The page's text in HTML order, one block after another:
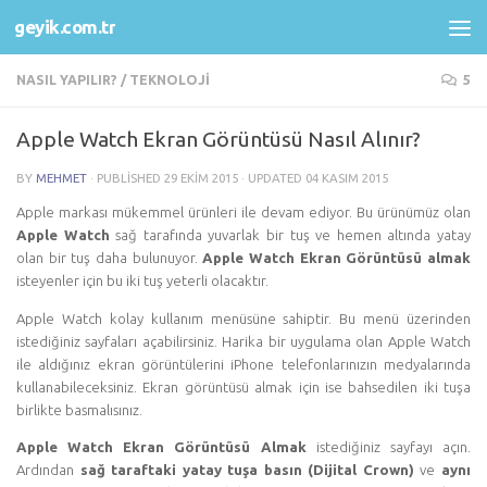
Skip to content
geyik.com.tr
NASIL YAPILIR? / TEKNOLOJI 5
Apple Watch Ekran Görüntüsü Nasıl Alınır?
BY MEHMET · PUBLISHED 29 EKIM 2015 · UPDATED 04 KASIM 2015
Apple markası mükemmel ürünleri ile devam ediyor. Bu ürünümüz olan
Apple Watch sağ tarafında yuvarlak bir tuş ve hemen altında yatay
olan bir tuş daha bulunuyor.Apple Watch Ekran Görüntüsü almak
isteyenler için bu iki tuş yeterli olacaktır.
Apple Watch kolay kullanım menüsüne sahiptir. Bu menü üzerinden
istediğiniz sayfaları açabilirsiniz. Harika bir uygulama olan Apple Watch
ile aldığınız ekran görüntülerini iPhone telefonlarınızın medyalarında
kullanabileceksiniz. Ekran görüntüsü almak için ise bahsedilen iki tuşa
birlikte basmalısınız.
Apple Watch Ekran Görüntüsü Almak istediğiniz sayfayı açın.
Ardından sağ taraftaki yatay tuşa basın (Dijital Crown) ve aynı